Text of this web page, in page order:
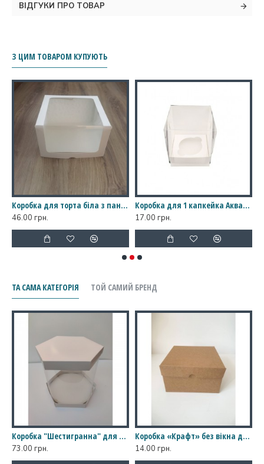
ВІДГУКИ ПРО ТОВАР
З ЦИМ ТОВАРОМ КУПУЮТЬ
Коробка для торта біла з панорамним вікном 300*300*150
46.00 грн.
Коробка для 1 капкейка Акваріум біла, 90*90*110
17.00 грн.
ТА САМА КАТЕГОРІЯ ТОЙ САМИЙ БРЕНД
Коробка "Шестигранна" для торта, квітів; 300*250 мм
73.00 грн.
Коробка «Крафт» без вікна для бенто-тортів, кексів, сувенірів, 160*160*90
14.00 грн.